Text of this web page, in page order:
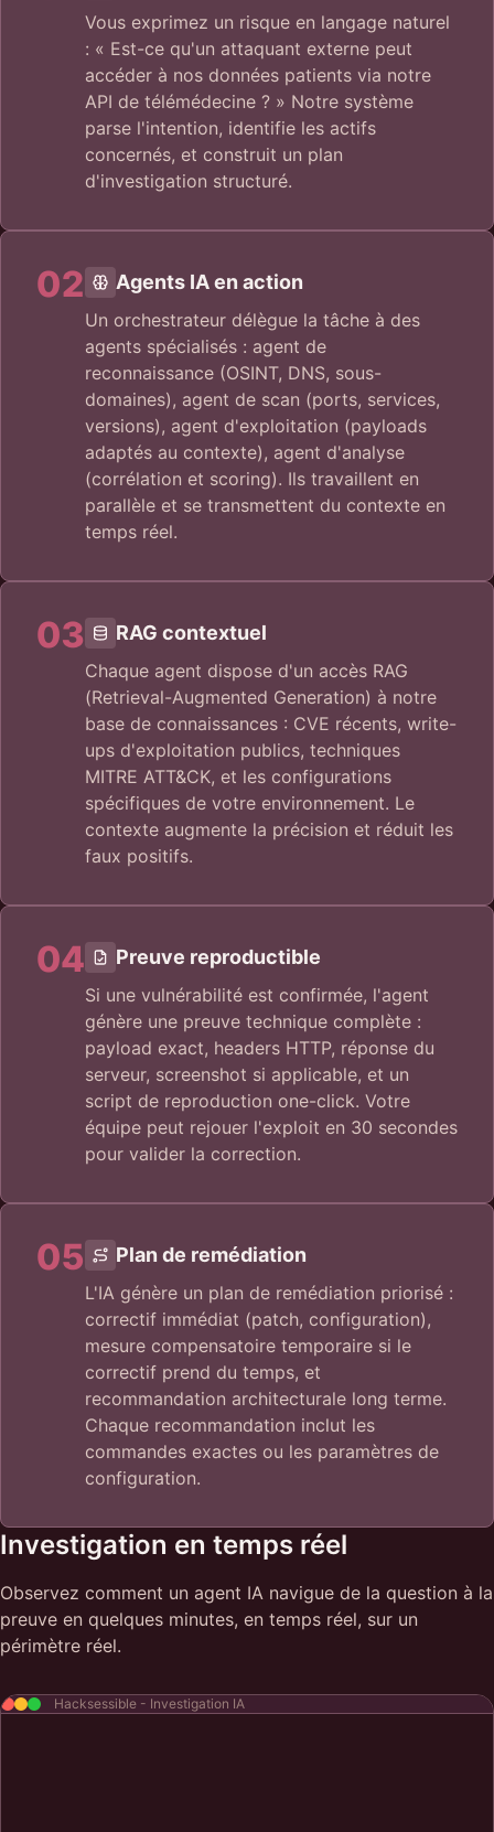
Vous exprimez un risque en langage naturel
: « Est-ce qu'un attaquant externe peut
accéder à nos données patients via notre
API de télémédecine ? » Notre système
parse l'intention, identifie les actifs
concernés, et construit un plan
d'investigation structuré.
02 Agents IA en action
Un orchestrateur délègue la tâche à des
agents spécialisés : agent de
reconnaissance (OSINT, DNS, sous-
domaines), agent de scan (ports, services,
versions), agent d'exploitation (payloads
adaptés au contexte), agent d'analyse
(corrélation et scoring). Ils travaillent en
parallèle et se transmettent du contexte en
temps réel.
03 RAG contextuel
Chaque agent dispose d'un accès RAG
(Retrieval-Augmented Generation) à notre
base de connaissances : CVE récents, write-
ups d'exploitation publics, techniques
MITRE ATT&CK, et les configurations
spécifiques de votre environnement. Le
contexte augmente la précision et réduit les
faux positifs.
04 Preuve reproductible
Si une vulnérabilité est confirmée, l'agent
génère une preuve technique complète :
payload exact, headers HTTP, réponse du
serveur, screenshot si applicable, et un
script de reproduction one-click. Votre
équipe peut rejouer l'exploit en 30 secondes
pour valider la correction.
05 Plan de remédiation
L'IA génère un plan de remédiation priorisé :
correctif immédiat (patch, configuration),
mesure compensatoire temporaire si le
correctif prend du temps, et
recommandation architecturale long terme.
Chaque recommandation inclut les
commandes exactes ou les paramètres de
configuration.
Investigation en temps réel
Observez comment un agent IA navigue de la question à la
preuve en quelques minutes, en temps réel, sur un
périmètre réel.
Hacksessible - Investigation IA